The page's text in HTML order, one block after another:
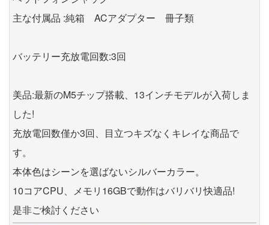
主な付属品 :純箱 ACアダプター 冊子類
バッテリー充放電回数:3回
美品:最新のM5チップ搭載、13インチモデルが入荷しま
した!
充放電回数僅か3回、目立つキズなくキレイな商品で
す。
本体色はシーンを選ばないシルバーカラー。
10コアCPU、メモリ16GBで動作はバリバリ快適品!
是非ご検討ください